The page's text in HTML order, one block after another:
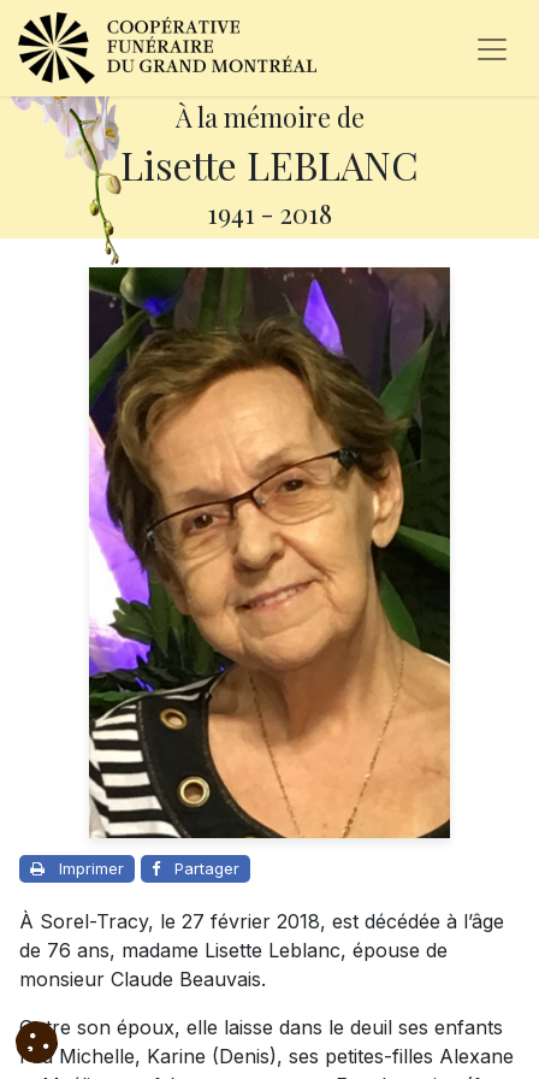
À la mémoire de
Lisette LEBLANC
1941 - 2018
Imprimer Partager
À Sorel-Tracy, le 27 février 2018, est décédée à l’âge
de 76 ans, madame Lisette Leblanc, épouse de
monsieur Claude Beauvais.
Outre son époux, elle laisse dans le deuil ses enfants
Feu Michelle, Karine (Denis), ses petites-filles Alexane